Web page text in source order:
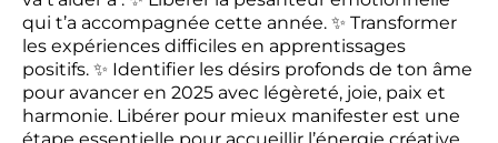
qui t’a accompagnée cette année. ✨ Transformer
les expériences difficiles en apprentissages
positifs. ✨ Identifier les désirs profonds de ton âme
pour avancer en 2025 avec légèreté, joie, paix et
harmonie. Libérer pour mieux manifester est une